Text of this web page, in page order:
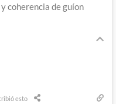
coherencia de guíon
esto